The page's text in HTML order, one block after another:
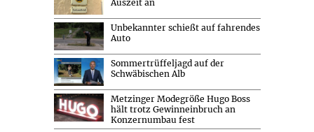
Auszeit an
Unbekannter schießt auf fahrendes
Auto
Sommertrüffeljagd auf der
Schwäbischen Alb
Metzinger Modegröße Hugo Boss
hält trotz Gewinneinbruch an
Konzernumbau fest